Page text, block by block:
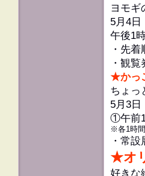
ヨモギ
5月4日
午後1
・先着
・観
★かっ
ちょっ
5月3日
①午前
※各1時
・常
★オ
好きな